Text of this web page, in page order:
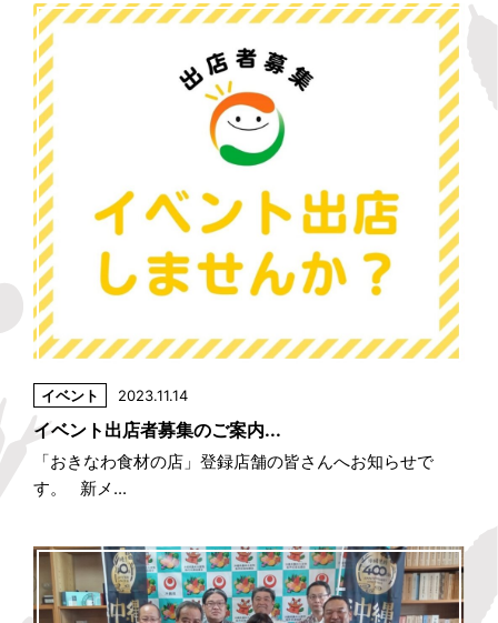
イベント 2023.11.14
イベント出店者募集のご案内...
「おきなわ食材の店」登録店舗の皆さんへお知らせで
す。 新メ...